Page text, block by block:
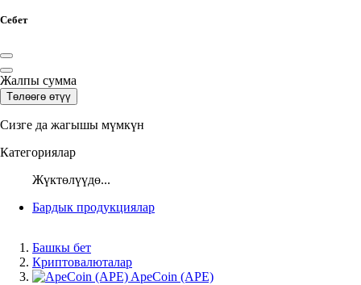
Себет
Жалпы сумма
Төлөөгө өтүү
Сизге да жагышы мүмкүн
Категориялар
Жүктөлүүдө...
Бардык продукциялар
Башкы бет
Криптовалюталар
ApeCoin (APE)